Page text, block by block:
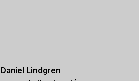
Daniel Lindgren